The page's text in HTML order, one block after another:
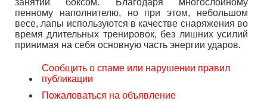
занятий боксом. Благодаря многослойному
пенному наполнителю, но при этом, небольшом
весе, лапы используются в качестве снаряжения во
время длительных тренировок, без лишних усилий
принимая на себя основную часть энергии ударов.
Сообщить о спаме или нарушении правил
публикации
Пожаловаться на объявление